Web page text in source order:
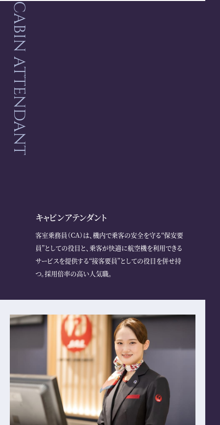
CABIN ATTENDANT
キャビンアテンダント
客室乗務員（CA）は、機内で乗客の安全を守る“保安要
員”としての役目と、乗客が快適に航空機を利用できる
サービスを提供する“接客要員”としての役目を併せ持
つ。採用倍率の高い人気職。